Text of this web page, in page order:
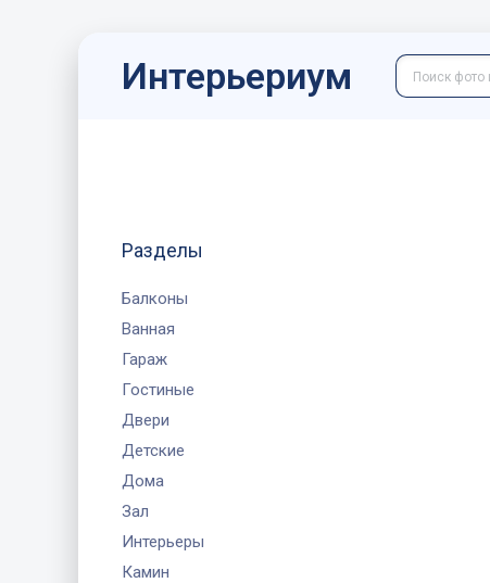
Интерьериум
Разделы
Балконы
Ванная
Гараж
Гостиные
Двери
Детские
Дома
Зал
Интерьеры
Камин